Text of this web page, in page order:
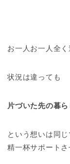
お一人お一人全く
状況は違っても
片づいた先の暮
という想いは同じ
精一杯サポートさ